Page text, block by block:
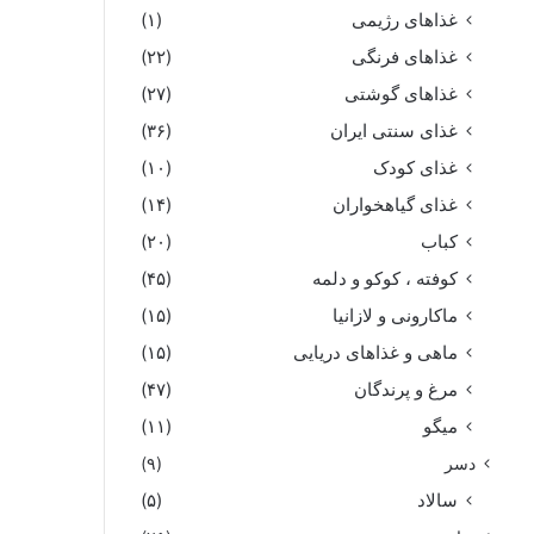
غذاهای رژیمی
(۱)
غذاهای فرنگی
(۲۲)
غذاهای گوشتی
(۲۷)
غذای سنتی ایران
(۳۶)
غذای کودک
(۱۰)
غذای گیاهخواران
(۱۴)
کباب
(۲۰)
کوفته ، کوکو و دلمه
(۴۵)
ماکارونی و لازانیا
(۱۵)
ماهی و غذاهای دریایی
(۱۵)
مرغ و پرندگان
(۴۷)
میگو
(۱۱)
دسر (۹)
سالاد (۵)